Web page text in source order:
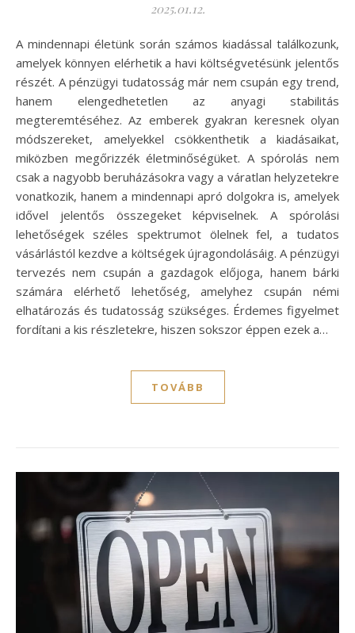
2025.01.12.
A mindennapi életünk során számos kiadással találkozunk,
amelyek könnyen elérhetik a havi költségvetésünk jelentős
részét. A pénzügyi tudatosság már nem csupán egy trend,
hanem elengedhetetlen az anyagi stabilitás
megteremtéséhez. Az emberek gyakran keresnek olyan
módszereket, amelyekkel csökkenthetik a kiadásaikat,
miközben megőrizzék életminőségüket. A spórolás nem
csak a nagyobb beruházásokra vagy a váratlan helyzetekre
vonatkozik, hanem a mindennapi apró dolgokra is, amelyek
idővel jelentős összegeket képviselnek. A spórolási
lehetőségek széles spektrumot ölelnek fel, a tudatos
vásárlástól kezdve a költségek újragondolásáig. A pénzügyi
tervezés nem csupán a gazdagok előjoga, hanem bárki
számára elérhető lehetőség, amelyhez csupán némi
elhatározás és tudatosság szükséges. Érdemes figyelmet
fordítani a kis részletekre, hiszen sokszor éppen ezek a…
TOVÁBB